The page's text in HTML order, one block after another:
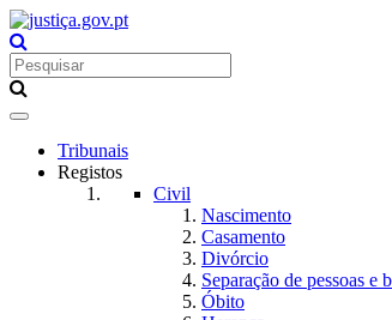
Toggle
navigationTribunais
Registos
Civil
Nascimento
Casamento
Divórcio
Separação de pessoas e
Óbito